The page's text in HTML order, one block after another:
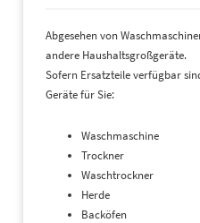
Abgesehen von
andere Haushaltsgroßgeräte.
Sofern Ersatzteile verfügbar
Geräte für Sie:
Waschmaschine
Trockner
Waschtrockner
Herde
Backöfen